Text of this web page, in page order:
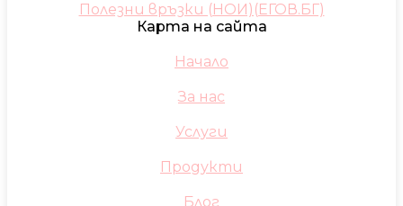
Полезни връзки (НОИ)(ЕГОВ.БГ)
Карта на сайта
Начало
За нас
Услуги
Продукти
Блог